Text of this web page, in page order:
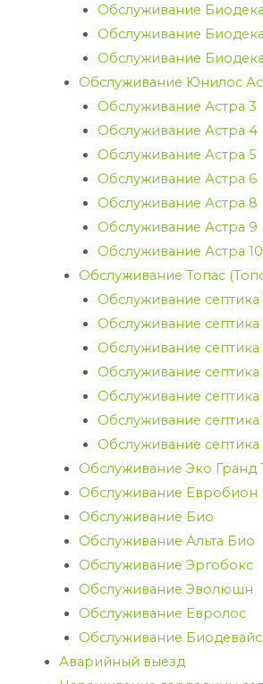
Обслуживание
Обслуживание
Обслуживание
Обслуживание Юнилос
Обслуживание Астра 3
Обслуживание Астра 4
Обслуживание Астра 5
Обслуживание Астра 6
Обслуживание Астра 8
Обслуживание Астра 9
Обслуживание Астра 10
Обслуживание Топас
Обслуживание септика
Обслуживание септика
Обслуживание септика
Обслуживание септика
Обслуживание септика
Обслуживание септика
Обслуживание септика
Обслуживание Эко Гранд
Обслуживание Евробион
Обслуживание Био
Обслуживание Альта Био
Обслуживание Эргобокс
Обслуживание Эволюшн
Обслуживание Евролос
Обслуживание Биодевайс
Аварийный выезд